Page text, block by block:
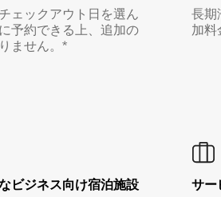
ェックアウト日を選ん
予約できる上、追加の
ません。*
長期
加料
ビ⁠ジ⁠ネ⁠ス⁠向⁠け宿⁠泊⁠施⁠設
サー